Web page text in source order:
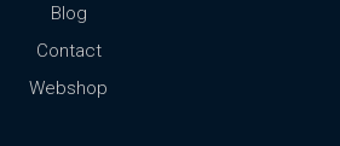
Blog
Contact
Webshop